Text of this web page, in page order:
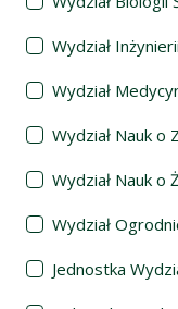
Wydział
Wydział
Wydział Nauk o
Wydział Nauk o
Wydział
Jednostka